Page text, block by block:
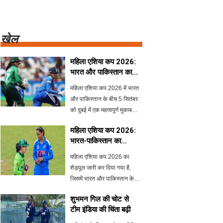
खेल
महिला एशिया कप 2026:
भारत और पाकिस्तान का
मुकाबला 5 सितंबर को दुबई
में
महिला एशिया कप 2026 में भारत
और पाकिस्तान के बीच 5 सितंबर
को दुबई में एक महत्वपूर्ण मुकाबला
आठ टीमें भाग ले रही हैं, और भारत
का पहला मैच 30 अगस्त को
थाईलैंड के ख
महिला एशिया कप 2026:
भारत-पाकिस्तान का
मुकाबला 5 सितंबर को
महिला एशिया कप 2026 का
शेड्यूल जारी कर दिया गया है,
जिसमें भारत और पाकिस्तान के
सितंबर को दुबई में होगा। टूर्नामेंट
की शुरुआत 28 अगस्त से होगी,
शुभमन गिल की चोट से
टीम इंडिया की चिंता बढ़ी